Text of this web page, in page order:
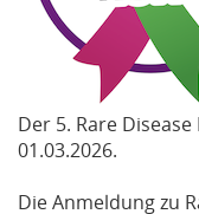
Der 5. Rare
01.03.2026.
Die Anmeldung zu